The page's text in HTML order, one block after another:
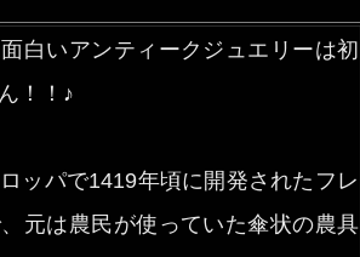
白いアンティークジュエリーは初
！！♪
ッパで1419年頃に開発されたフレ
元は農民が使っていた傘状の農具